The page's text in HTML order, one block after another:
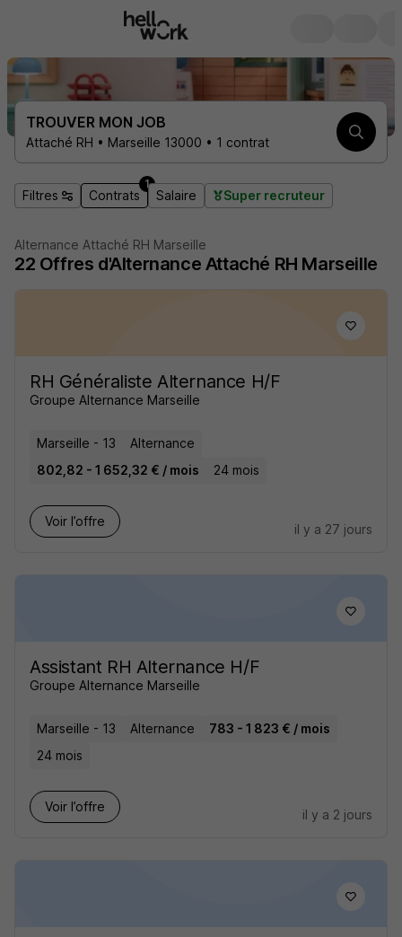
TROUVER MON JOB
Attaché RH • Marseille 13000 • 1 contrat
Filtres Contrats
1
Salaire Super recruteur
Alternance Attaché RH Marseille
22 Offres d'Alternance Attaché RH Marseille
RH Généraliste Alternance H/F
Groupe Alternance Marseille
Marseille - 13
Alternance
802,82 - 1 652,32 € / mois
24 mois
Voir l’offre
il y a 27 jours
Assistant RH Alternance H/F
Groupe Alternance Marseille
Marseille - 13 Alternance
783 - 1 823 € / mois
24 mois
Voir l’offre
il y a 2 jours